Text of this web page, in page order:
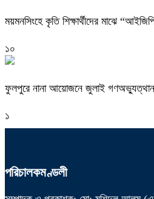
ময়মনসিংহে কৃতি শিক্ষার্থীদের মাঝে
১০
ফুলপুরে নানা আয়োজনে জুলাই গণঅভ্যুত্থান
১
পরিচালকমণ্ডলী